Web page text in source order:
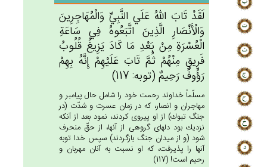
لَقَدْ تَاب‌َ الله‌ُ عَلَي‌ النَّبِي‌ِّ وَالْمُهَاجِرِين‌َ
وَالْأَنْصَارِ الَّذِين‌َ اتَّبَعُوه‌ُ فِي‌ سَاعَة‌ِ
الْعُسْرَة‌ِ مِنْ‌ بَعْدِ مَا كَادَ يَزِيغ‌ُ قُلُوب‌ُ
فَرِيق‌ٍ مِنْهُم‌ْ ثُم‌َّ تَاب‌َ عَلَيْهِم‌ْ إِنَّه‌ُ بِهِم‌ْ
رَؤُوف‌ٌ رَحِيم‌ٌ (توبه: 117)
مسلّماً خداوند رحمت خود را شامل حال پيامبر و
مهاجران و انصار، كه در زمان عسرت و شدّت (در
جنگ تبوك) از او پيروى كردند، نمود بعد از آنكه
نزديك بود دلهاى گروهى از آنها، از حقّ منحرف
شود (و از ميدان جنگ بازگردند) سپس خدا توبه
آنها را پذيرفت، كه او نسبت به آنان مهربان و
رحيم است! (117)